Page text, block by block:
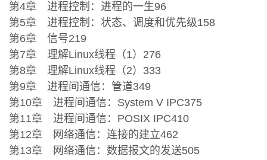
第4章 进程控制：进程的一生96
第5章 进程控制：状态、调度和优先级158
第6章 信号219
第7章 理解Linux线程（1）276
第8章 理解Linux线程（2）333
第9章 进程间通信：管道349
第10章 进程间通信：System V IPC375
第11章 进程间通信：POSIX IPC410
第12章 网络通信：连接的建立462
第13章 网络通信：数据报文的发送505